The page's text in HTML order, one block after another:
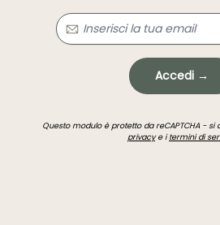
Accedi →
Questo modulo è protetto da reCAPTCHA - si
privacye itermini di